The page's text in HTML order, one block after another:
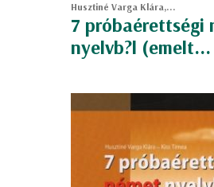
Husztiné Varga Klára,...
7 próbaérettségi
nyelvb?l (emelt...